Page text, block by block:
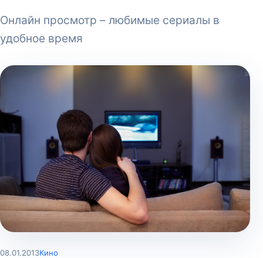
Онлайн просмотр – любимые сериалы в
удобное время
08.01.2013Кино